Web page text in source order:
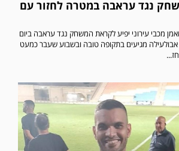
נגד עראבה במטרה לחזור עם
מכבי עירוני יפיע לקראת המשחק נגד עראבה ביום
מגיעים בתקופה טובה ובשבוע שעבר כמעט